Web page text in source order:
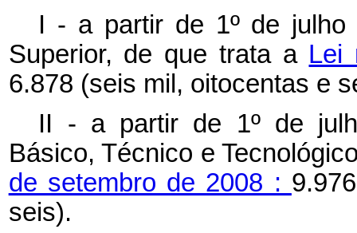
I - a partir de 1º de julho
Superior, de que trata a Lei
6.878 (seis mil, oitocentas e
II - a partir de 1º de
Básico, Técnico e
de setembro de 2008 :
seis).